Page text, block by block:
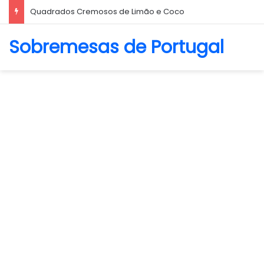
Quadrados Cremosos de Limão e Coco
Sobremesas de Portugal